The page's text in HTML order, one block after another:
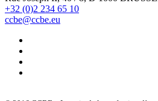
+32 (0)2 234 65 10
ccbe@ccbe.eu